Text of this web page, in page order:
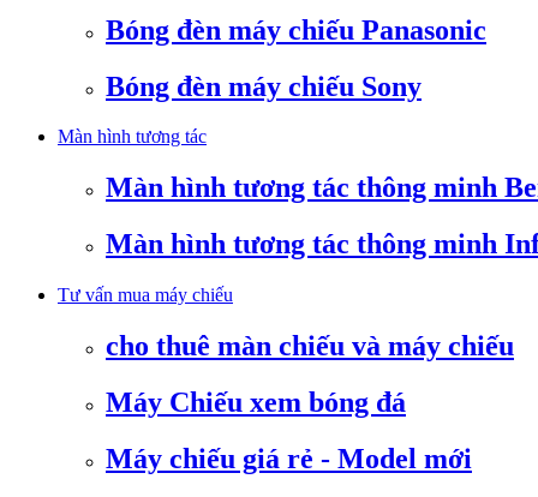
Bóng đèn máy chiếu Panasonic
Bóng đèn máy chiếu Sony
Màn hình tương tác
Màn hình tương tác thông minh
Màn hình tương tác thông minh
Tư vấn mua máy chiếu
cho thuê màn chiếu và máy chiếu
Máy Chiếu xem bóng đá
Máy chiếu giá rẻ - Model mới